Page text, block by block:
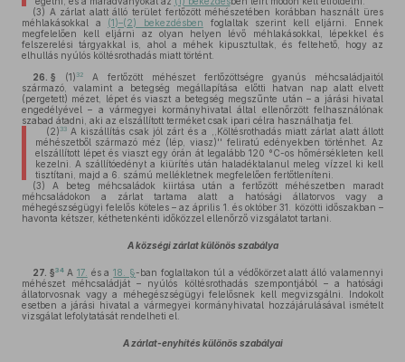
(3) A zárlat alatt álló terület fertőzött méhészetében korábban használt üres
méhlakásokkal a (1)–(2) bekezdésben foglaltak szerint kell eljárni. Ennek
megfelelően kell eljárni az olyan helyen lévő méhlakásokkal, lépekkel és
felszerelési tárgyakkal is, ahol a méhek kipusztultak, és feltehető, hogy az
elhullás nyúlós költésrothadás miatt történt.
26. § (1) 32
A fertőzött méhészet fertőzöttségre gyanús méhcsaládjaitól
származó, valamint a betegség megállapítása előtti hatvan nap alatt elvett
(pergetett) mézet, lépet és viaszt a betegség megszűnte után – a járási hivatal
engedélyével – a vármegyei kormányhivatal által ellenőrzött felhasználónak
szabad átadni, aki az elszállított terméket csak ipari célra használhatja fel.
(2) 33A kiszállítás csak jól zárt és a ,,Költésrothadás miatt zárlat alatt állott
méhészetből származó méz (lép, viasz)'' feliratú edényekben történhet. Az
elszállított lépet és viaszt egy órán át legalább 120 °C-os hőmérsékleten kell
kezelni. A szállítóedényt a kiürítés után haladéktalanul meleg vízzel ki kell
tisztítani, majd a 6. számú mellékletnek megfelelően fertőtleníteni.
(3) A beteg méhcsaládok kiirtása után a fertőzött méhészetben maradt
méhcsaládokon a zárlat tartama alatt a hatósági állatorvos vagy a
méhegészségügyi felelős köteles – az április 1. és október 31. közötti időszakban –
havonta kétszer, kéthetenkénti időközzel ellenőrző vizsgálatot tartani.
A községi zárlat különös szabálya
27. §34 A 17. és a18. §-ban foglaltakon túl a védőkörzet alatt álló valamennyi
méhészet méhcsaládját – nyúlós költésrothadás szempontjából – a hatósági
állatorvosnak vagy a méhegészségügyi felelősnek kell megvizsgálni. Indokolt
esetben a járási hivatal a vármegyei kormányhivatal hozzájárulásával ismételt
vizsgálat lefolytatását rendelheti el.
A zárlat-enyhítés különös szabályai